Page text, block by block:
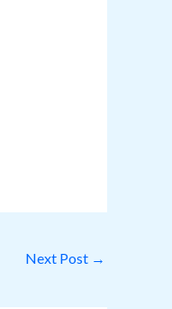
Next Post →